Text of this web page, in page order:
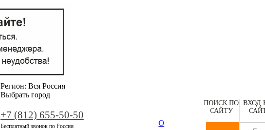
Регион: Вся Россия
Выбрать город
+7 (812) 655-50-50
Бесплатный звонок по России
ВХОД
ПОИСК ПО
САЙТУ
О